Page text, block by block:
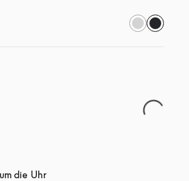
die Uhröffnet sich in einem neuen Tab